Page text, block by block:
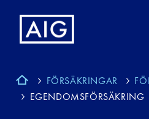
FÖRSÄKRINGAR
EGENDOMSFÖRSÄKRING